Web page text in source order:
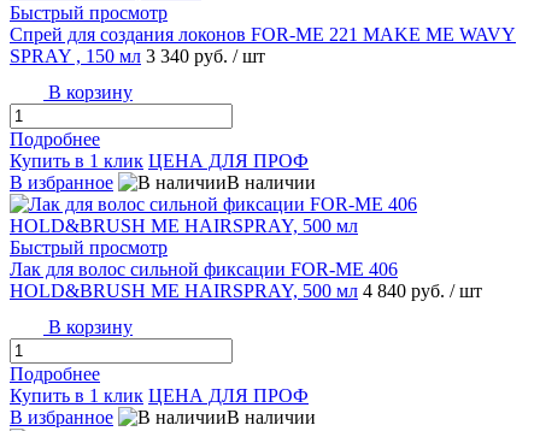
Быстрый просмотр
Спрей для создания локонов FOR-ME 221 MAKE ME WAVY
SPRAY , 150 мл 3 340 руб. / шт
В корзину
Подробнее
Купить в 1 клик ЦЕНА ДЛЯ ПРОФ
В избранное
В наличии
Быстрый просмотр
Лак для волос сильной фиксации FOR-ME 406
HOLD&BRUSH ME HAIRSPRAY, 500 мл 4 840 руб. / шт
В корзину
Подробнее
Купить в 1 клик ЦЕНА ДЛЯ ПРОФ
В избранное
В наличии